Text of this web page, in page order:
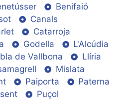
Benifaió
Canals
Catarroja
Godella
L'Alcúdia
de Vallbona
Llíria
Mislata
Paiporta
Paterna
Puçol